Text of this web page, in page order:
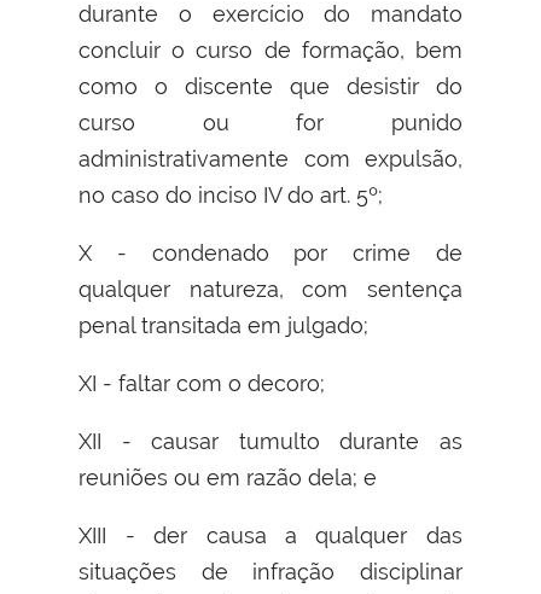
durante o exercício do mandato
concluir o curso de formação, bem
como o discente que desistir do
curso ou for punido
administrativamente com expulsão,
no caso do inciso IV do art. 5º;
X - condenado por crime de
qualquer natureza, com sentença
penal transitada em julgado;
XI - faltar com o decoro;
XII - causar tumulto durante as
reuniões ou em razão dela; e
XIII - der causa a qualquer das
situações de infração disciplinar